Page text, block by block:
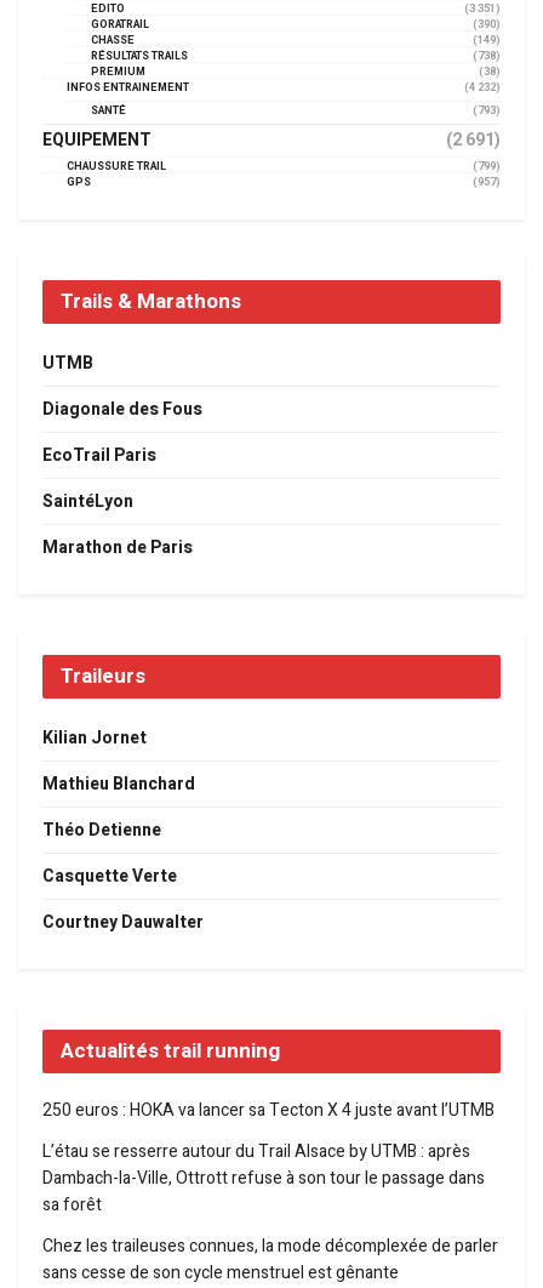
EDITO
(3 351)
GORATRAIL
(390)
CHASSE
(149)
RÉSULTATS TRAILS
(738)
PREMIUM
(38)
INFOS ENTRAINEMENT
(4 232)
SANTÉ
(793)
EQUIPEMENT (2 691)
CHAUSSURE TRAIL
(799)
GPS
(957)
Trails & Marathons
UTMB
Diagonale des Fous
EcoTrail Paris
SaintéLyon
Marathon de Paris
Traileurs
Kilian Jornet
Mathieu Blanchard
Théo Detienne
Casquette Verte
Courtney Dauwalter
Actualités trail running
250 euros : HOKA va lancer sa Tecton X 4 juste avant l’UTMB
L’étau se resserre autour du Trail Alsace by UTMB : après
Dambach-la-Ville, Ottrott refuse à son tour le passage dans
sa forêt
Chez les traileuses connues, la mode décomplexée de parler
sans cesse de son cycle menstruel est gênante